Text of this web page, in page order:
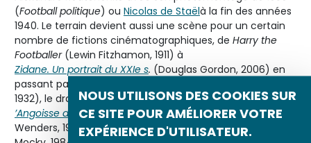
NOUS UTILISONS DES COOKIES SUR
CE SITE POUR AMÉLIORER VOTRE
EXPÉRIENCE D'UTILISATEUR.
(Football politique) ou Nicolas de Staëlà la fin des années
1940. Le terrain devient aussi une scène pour un certain
nombre de fictions cinématographiques, de Harry the
Footballer (Lewin Fitzhamon, 1911) à
Zidane. Un portrait du XXIe s. (Douglas Gordon, 2006) en
passant par la comédie
1932), le drameL
’Angoisse du gardien de but au moment du penalty (Wim
Wenders, 1979) et la satireÀ mort l’arbitre(Jean-Pierre